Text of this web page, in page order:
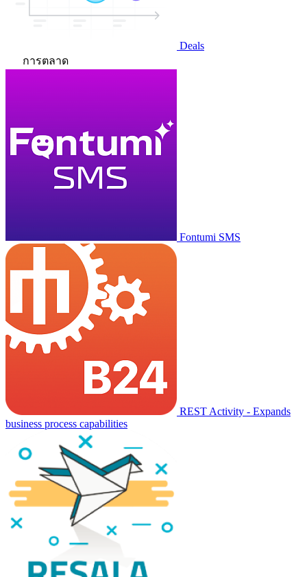
Deals
การตลาด
Fontumi SMS
REST Activity - Expands
business process capabilities